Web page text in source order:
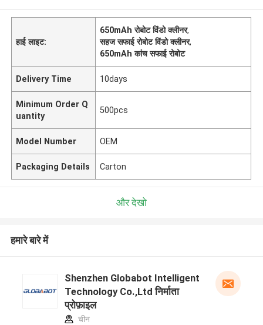
हाई लाइट:
650mAh रोबोट विंडो क्लीनर,
सहज सफाई रोबोट विंडो क्लीनर,
650mAh कांच सफाई रोबोट
Delivery Time 10days
Minimum Order Q
uantity
500pcs
Model Number OEM
Packaging Details Carton
और देखो
हमारे बारे में
Shenzhen Globabot Intelligent
Technology Co.,Ltd निर्माता
प्रोफ़ाइल
चीन